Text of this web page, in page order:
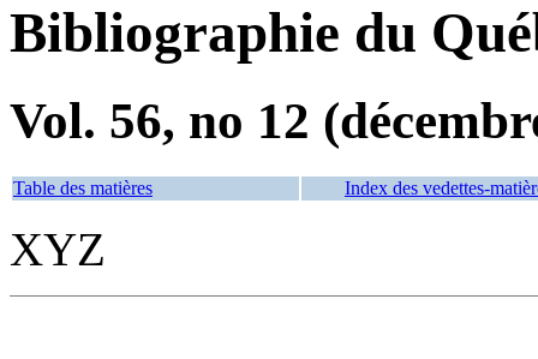
Bibliographie du
Vol. 56, no 12
Table des matières Index des vedettes-
XYZ